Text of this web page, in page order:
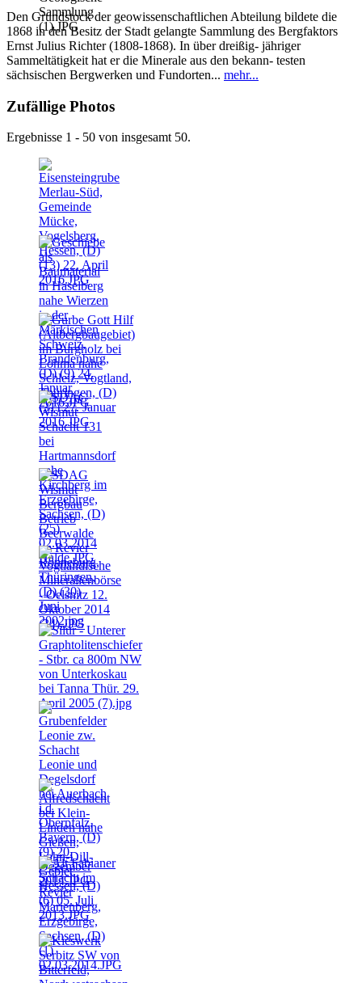
Den Grundstock der geowissenschaftlichen Abteilung bildete die
1868 in den Besitz der Stadt gelangte Sammlung des Bergfaktors
Ernst Julius Richter (1808-1868). In über dreißig- jähriger
Sammeltätigkeit hat er die Minerale aus den bekann- testen
sächsischen Bergwerken und Fundorten... mehr...
Zufällige Photos
Ergebnisse 1 - 50 von insgesamt 50.